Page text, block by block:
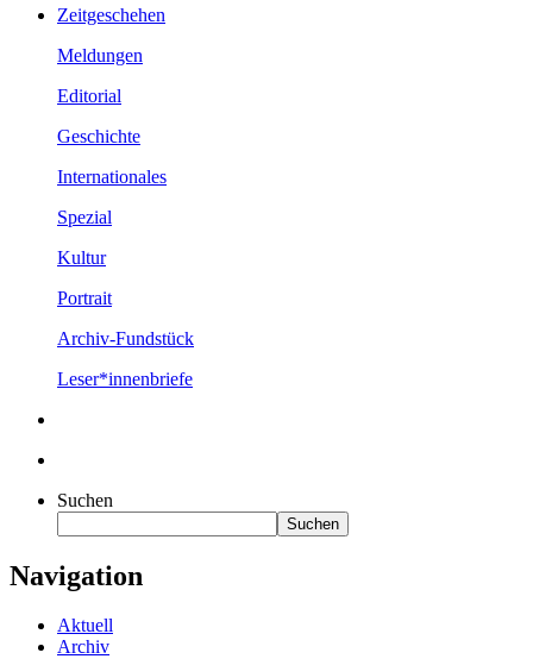
Zeitgeschehen
Meldungen
Editorial
Geschichte
Internationales
Spezial
Kultur
Portrait
Archiv-Fundstück
Leser*innenbriefe
Suchen
Suchen
Navigation
Aktuell
Archiv